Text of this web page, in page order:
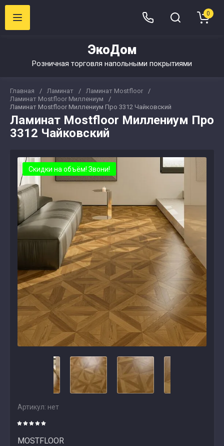
ЭкоДом
Розничная торговля напольными покрытиями
0
Главная / Ламинат / Ламинат Mostfloor
/
Ламинат Mostfloor Миллениум
/
Ламинат Mostfloor Миллениум Про 3312 Чайковский
Ламинат Mostfloor Миллениум Про
3312 Чайковский
Скидки на объём! Звони!
Артикул: нет
MOSTFLOOR